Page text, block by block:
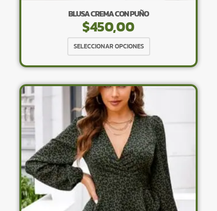
BLUSA CREMA CON PUÑO
$450,00
SELECCIONAR OPCIONES
producto
tiene
variantes.
opciones
se
pueden
elegir
en
la
página
de
producto